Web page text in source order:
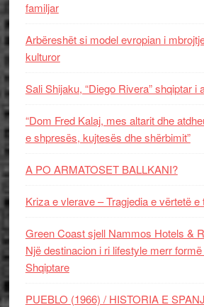
familjar
Arbëreshët si model evropian i
kulturor
Sali Shijaku, “Diego Rivera” shqiptar i
“Dom Fred Kalaj, mes altarit dhe
e shpresës, kujtesës dhe shërbimit”
A PO ARMATOSET BALLKANI?
Kriza e vlerave – Tragjedia e vërtetë
Green Coast sjell Nammos Hotels &
Një destinacion i ri lifestyle merr
Shqiptare
PUEBLO (1966) / HISTORIA E